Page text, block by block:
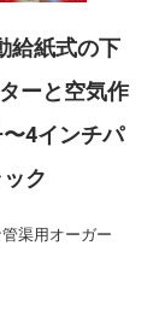
給紙式の下
ーと空気作
4インチパ
ク
渠用オーガー